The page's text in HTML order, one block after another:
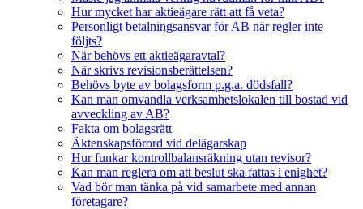
Hur mycket har aktieägare rätt att få veta?
Personligt betalningsansvar för AB när regler inte
följts?
När behövs ett aktieägaravtal?
När skrivs revisionsberättelsen?
Behövs byte av bolagsform p.g.a. dödsfall?
Kan man omvandla verksamhetslokalen till bostad vid
avveckling av AB?
Fakta om bolagsrätt
Äktenskapsförord vid delägarskap
Hur funkar kontrollbalansräkning utan revisor?
Kan man reglera om att beslut ska fattas i enighet?
Vad bör man tänka på vid samarbete med annan
företagare?